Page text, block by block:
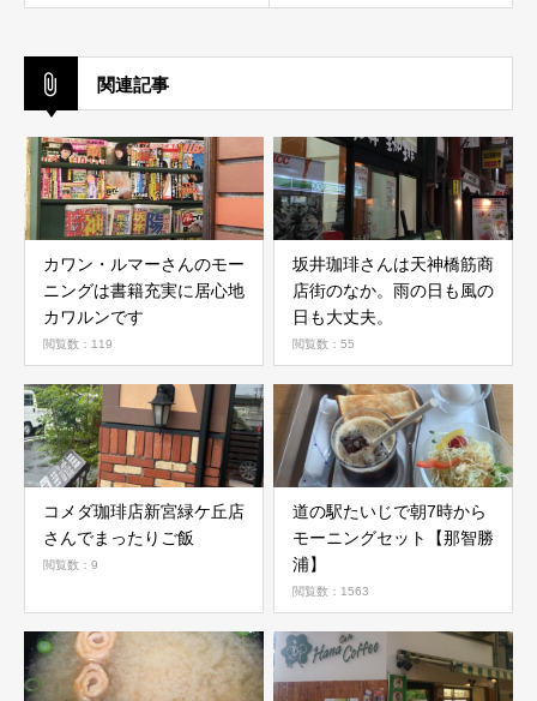
関連記事
カワン・ルマーさんのモー
ニングは書籍充実に居心地
カワルンです
閲覧数：119
坂井珈琲さんは天神橋筋商
店街のなか。雨の日も風の
日も大丈夫。
閲覧数：55
コメダ珈琲店新宮緑ケ丘店
さんでまったりご飯
閲覧数：9
道の駅たいじで朝7時から
モーニングセット【那智勝
浦】
閲覧数：1563